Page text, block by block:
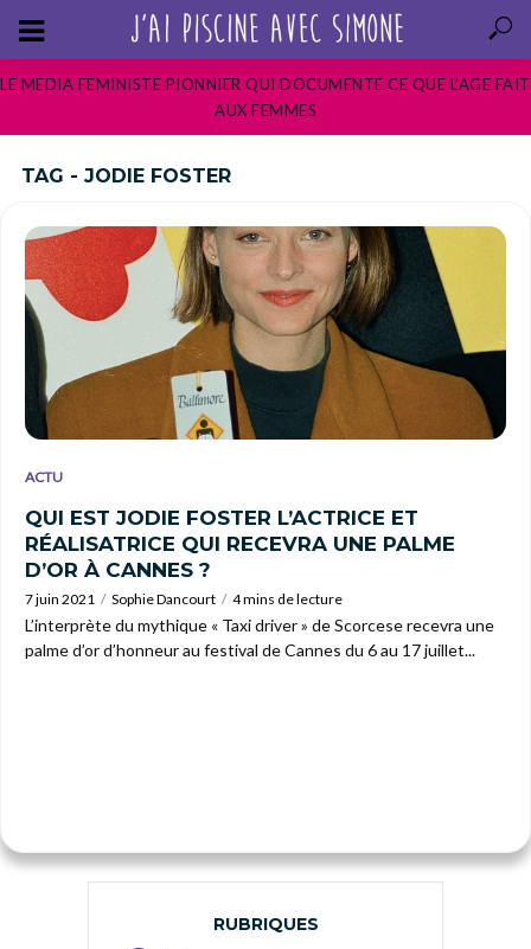
LE MEDIA FEMINISTE PIONNIER QUI DOCUMENTE CE QUE L’AGE FAIT
AUX FEMMES
TAG - JODIE FOSTER
ACTU
QUI EST JODIE FOSTER L’ACTRICE ET
RÉALISATRICE QUI RECEVRA UNE PALME
D’OR À CANNES ?
7 juin 2021 Sophie Dancourt 4 mins de lecture
L’interprète du mythique « Taxi driver » de Scorcese recevra une
palme d’or d’honneur au festival de Cannes du 6 au 17 juillet...
RUBRIQUES